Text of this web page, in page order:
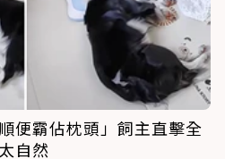
便霸佔枕頭」飼主直擊全
自然